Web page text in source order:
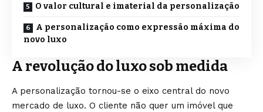
O valor cultural e imaterial da personalização
A personalização como expressão máxima do
novo luxo
A revolução do luxo sob medida
A personalização tornou-se o eixo central do novo
mercado de luxo. O cliente não quer um imóvel que